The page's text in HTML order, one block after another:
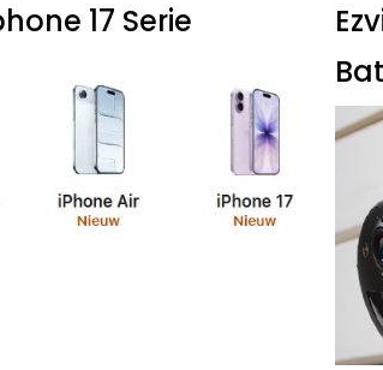
17 Serie